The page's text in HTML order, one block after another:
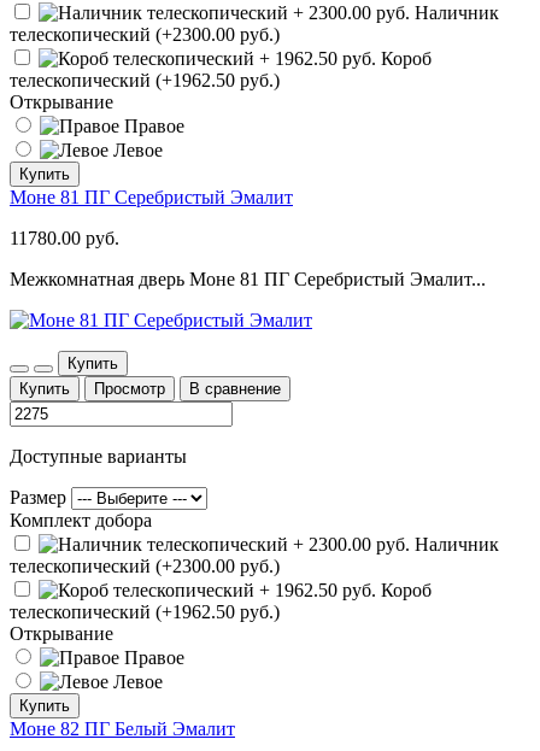
Наличник
телескопический (+2300.00 руб.)
Короб
телескопический (+1962.50 руб.)
Открывание
Правое
Левое
Купить
Моне 81 ПГ Серебристый Эмалит
11780.00 руб.
Межкомнатная дверь Моне 81 ПГ Серебристый Эмалит...
Купить
Купить
Просмотр В сравнение
Доступные варианты
Размер
Комплект добора
Наличник
телескопический (+2300.00 руб.)
Короб
телескопический (+1962.50 руб.)
Открывание
Правое
Левое
Купить
Моне 82 ПГ Белый Эмалит